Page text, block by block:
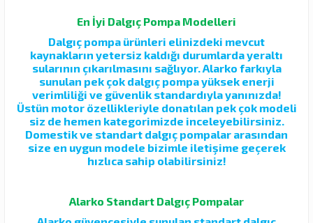
En İyi Dalgıç Pompa Modelleri
Dalgıç pompa ürünleri elinizdeki mevcut
kaynakların yetersiz kaldığı durumlarda yeraltı
sularının çıkarılmasını sağlıyor. Alarko farkıyla
sunulan pek çok dalgıç pompa yüksek enerji
verimliliği ve güvenlik standardıyla yanınızda!
Üstün motor özellikleriyle donatılan pek çok modeli
siz de hemen kategorimizde inceleyebilirsiniz.
Domestik ve standart dalgıç pompalar arasından
size en uygun modele bizimle iletişime geçerek
hızlıca sahip olabilirsiniz!
Alarko Standart Dalgıç Pompalar